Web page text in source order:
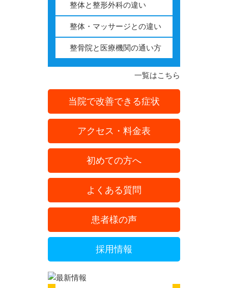
整体と整形外科の違い
整体・マッサージとの違い
整骨院と医療機関の通い方
一覧はこちら
当院で改善できる症状
アクセス・料金表
初めての方へ
よくある質問
患者様の声
採用情報